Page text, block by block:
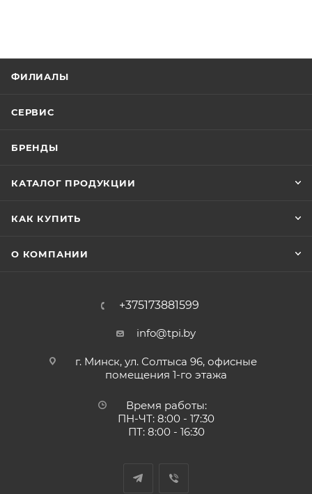
ФИЛИАЛЫ
СЕРВИС
БРЕНДЫ
КАТАЛОГ ПРОДУКЦИИ
КАК КУПИТЬ
О КОМПАНИИ
+375173881599
info@tpi.by
г. Минск, ул. Солтыса 96, офисные
помещения 1-го этажа
Время работы:
ПН-ЧТ: 8:00 - 17:30
ПТ: 8:00 - 16:30